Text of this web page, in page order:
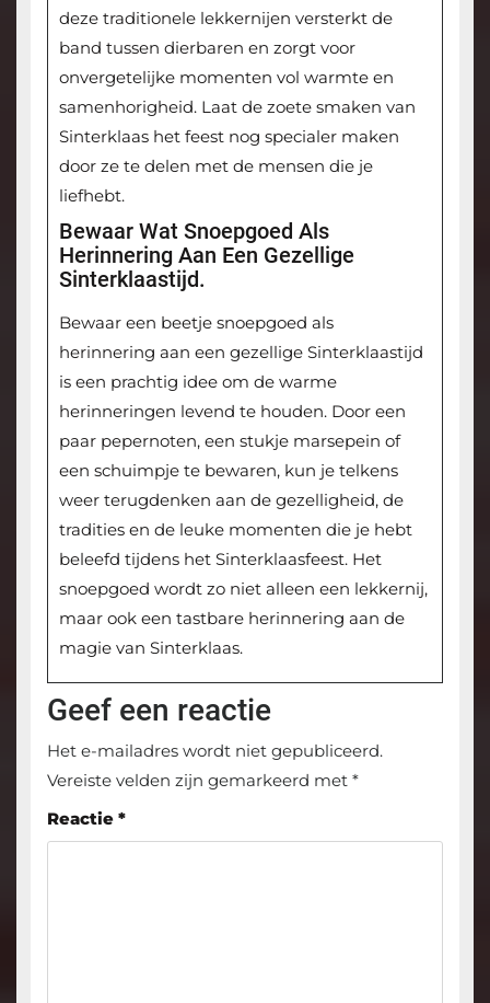
deze traditionele lekkernijen versterkt de
band tussen dierbaren en zorgt voor
onvergetelijke momenten vol warmte en
samenhorigheid. Laat de zoete smaken van
Sinterklaas het feest nog specialer maken
door ze te delen met de mensen die je
liefhebt.
Bewaar Wat Snoepgoed Als
Herinnering Aan Een Gezellige
Sinterklaastijd.
Bewaar een beetje snoepgoed als
herinnering aan een gezellige Sinterklaastijd
is een prachtig idee om de warme
herinneringen levend te houden. Door een
paar pepernoten, een stukje marsepein of
een schuimpje te bewaren, kun je telkens
weer terugdenken aan de gezelligheid, de
tradities en de leuke momenten die je hebt
beleefd tijdens het Sinterklaasfeest. Het
snoepgoed wordt zo niet alleen een lekkernij,
maar ook een tastbare herinnering aan de
magie van Sinterklaas.
Geef een reactie
Het e-mailadres wordt niet gepubliceerd.
Vereiste velden zijn gemarkeerd met *
Reactie *